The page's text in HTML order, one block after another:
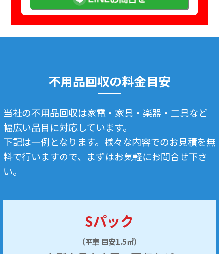
不用品回収の料金目安
当社の不用品回収は家電・家具・楽器・工具など
幅広い品目に対応しています。
下記は一例となります。様々な内容でのお見積を無
料で行いますので、まずはお気軽にお問合せ下さ
い。
Sパック
（平車 目安1.5㎥）